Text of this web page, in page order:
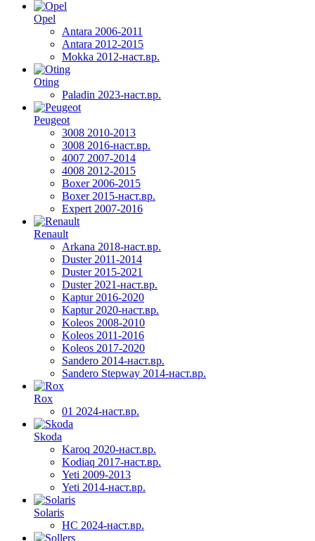
Opel
Antara 2006-2011
Antara 2012-2015
Mokka 2012-наст.вр.
Oting
Paladin 2023-наст.вр.
Peugeot
3008 2010-2013
3008 2016-наст.вр.
4007 2007-2014
4008 2012-2015
Boxer 2006-2015
Boxer 2015-наст.вр.
Expert 2007-2016
Renault
Arkana 2018-наст.вр.
Duster 2011-2014
Duster 2015-2021
Duster 2021-наст.вр.
Kaptur 2016-2020
Kaptur 2020-наст.вр.
Koleos 2008-2010
Koleos 2011-2016
Koleos 2017-2020
Sandero 2014-наст.вр.
Sandero Stepway 2014-наст.вр.
Rox
01 2024-наст.вр.
Skoda
Karoq 2020-наст.вр.
Kodiaq 2017-наст.вр.
Yeti 2009-2013
Yeti 2014-наст.вр.
Solaris
HC 2024-наст.вр.